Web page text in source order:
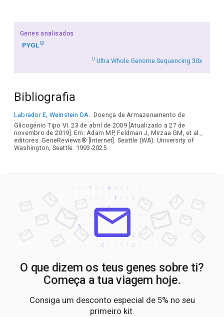
Genes analisados
PYGL U
U Ultra Whole Genome Sequencing 30x
Bibliografia
Labrador E, Weinstein DA.
Doença de Armazenamento de
Glicogénio Tipo VI. 23 de abril de 2009 [Atualizado a 27 de
novembro de 2019]. Em: Adam MP, Feldman J, Mirzaa GM, et al.,
editores. GeneReviews® [Internet]. Seattle (WA): University of
Washington, Seattle. 1993-2025.
O que dizem os teus genes sobre ti?
Começa a tua viagem hoje.
Consiga um desconto especial de 5% no seu
primeiro kit.